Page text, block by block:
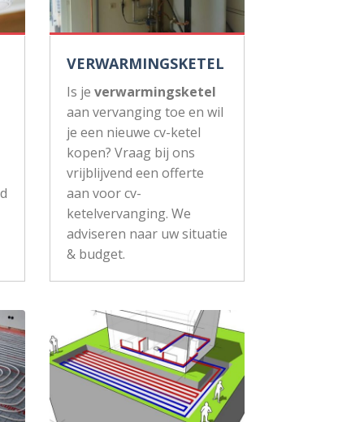
VERWARMINGSKETEL
Is je verwarmingsketel
aan vervanging toe en wil
je een nieuwe cv-ketel
kopen? Vraag bij ons
vrijblijvend een offerte
aan voor cv-
ketelvervanging. We
adviseren naar uw situatie
& budget.